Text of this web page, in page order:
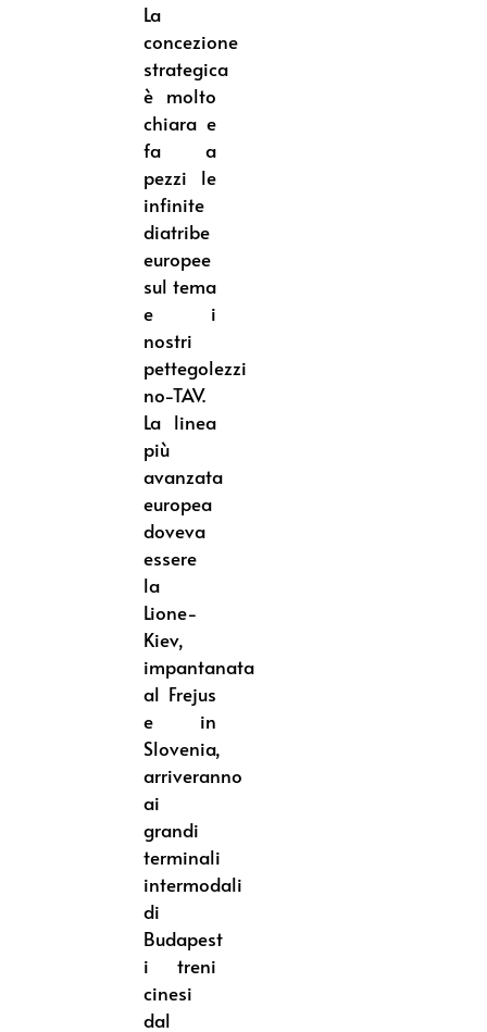
La
concezione
strategica
è molto
chiara e
fa a
pezzi le
infinite
diatribe
europee
sul tema
e i
nostri
pettegolezzi
no-TAV.
La linea
più
avanzata
europea
doveva
essere
la
Lione-
Kiev,
impantanata
al Frejus
e in
Slovenia,
arriveranno
ai
grandi
terminali
intermodali
di
Budapest
i treni
cinesi
dal